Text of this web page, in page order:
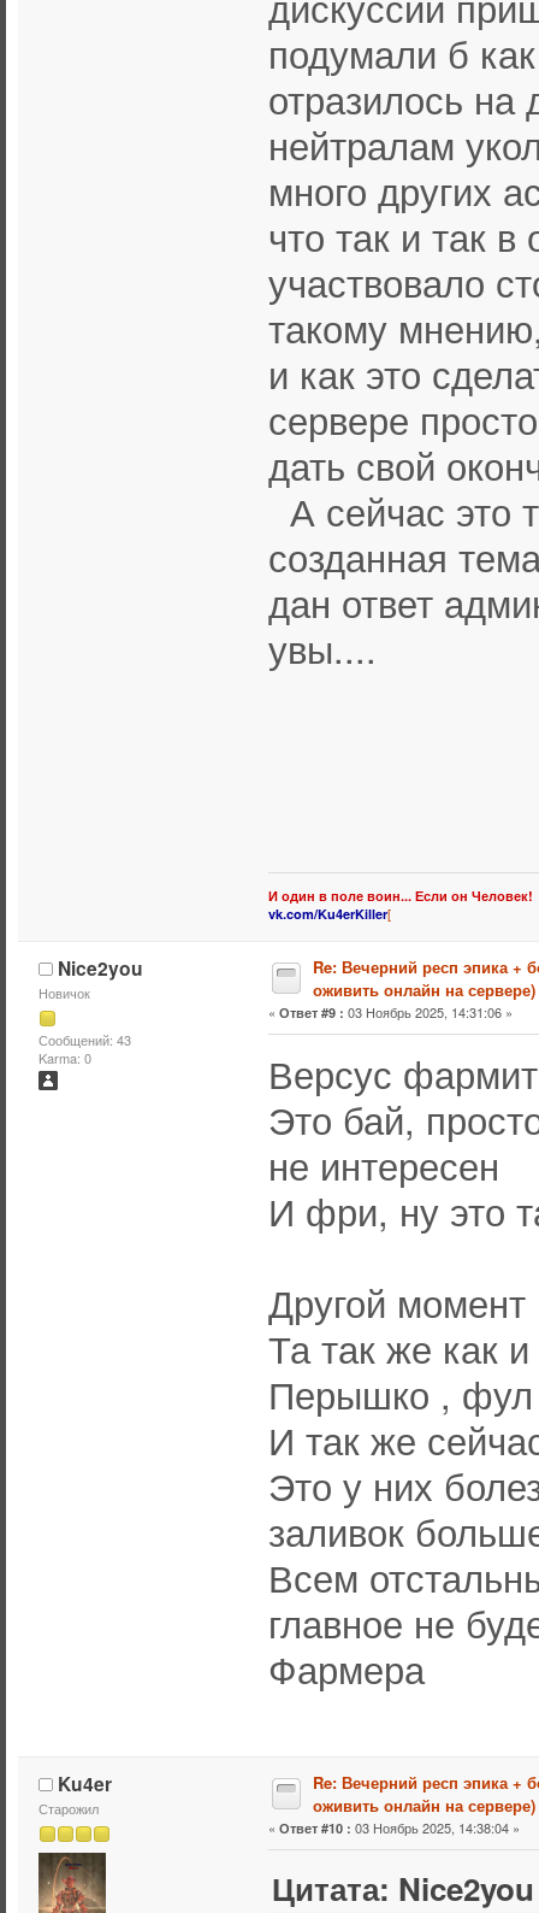
подумали б
отразилось на
нейтралам
много других
что так и так
участвовало
такому
и как это
сервере
дать свой
А сейчас это
созданная
дан ответ
увы....
И один в поле воин... Если он Человек!
vk.com/Ku4erKiller[
Nice2you
Новичок
Сообщений: 43
Karma: 0
Re: Вечерний респ эпика +
оживить онлайн на сервере)
« Ответ #9 : 03 Ноябрь 2025, 14:31:06 »
Версус
Это бай,
не интересен
И фри, ну это
Другой момент
Та так же как
Перышко ,
И так же
Это у них
заливок
Всем
главное не
Фармера
Ku4er
Старожил
Re: Вечерний респ эпика +
оживить онлайн на сервере)
« Ответ #10 : 03 Ноябрь 2025, 14:38:04 »
Цитата: